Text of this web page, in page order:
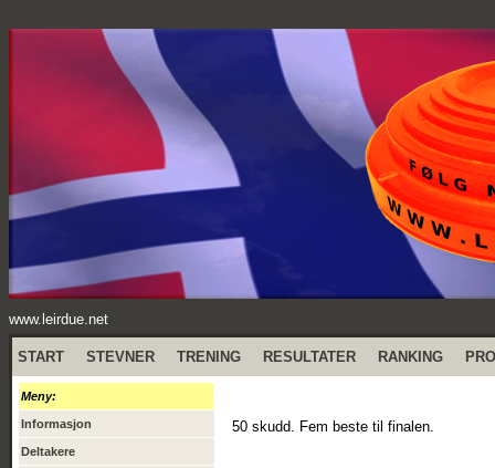
www.leirdue.net
START STEVNER TRENING RESULTATER RANKING
Meny:
Informasjon
Deltakere
50 skudd. Fem beste til finalen.